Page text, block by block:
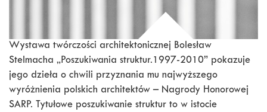
Wystawa twórczości architektonicznej Bolesław
Stelmacha „Poszukiwania struktur.1997-2010” pokazuje
jego dzieła o chwili przyznania mu najwyższego
wyróżnienia polskich architektów – Nagrody Honorowej
SARP. Tytułowe poszukiwanie struktur to w istocie